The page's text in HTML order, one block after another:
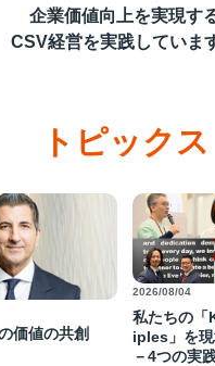
企業価値向上を実現す
CSV経営を実践していま
トピックス
価値の共創
2026/08/04
私たちの「
iples」を
－4つの実